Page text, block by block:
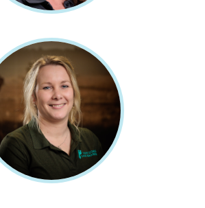
MAGDA VLIJMINCX
Registerpodoloog & Medisch
Pedicure, NLQF 6 i.o.